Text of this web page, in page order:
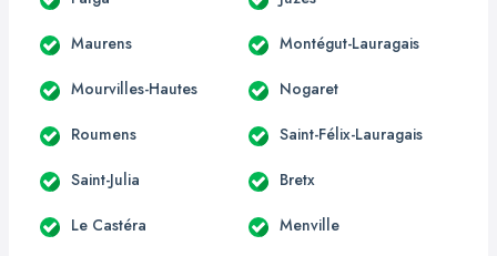
Maurens Montégut-Lauragais
Mourvilles-Hautes Nogaret
Roumens Saint-Félix-Lauragais
Saint-Julia Bretx
Le Castéra Menville